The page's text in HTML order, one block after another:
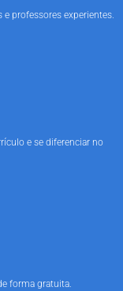
professores experientes.
e se diferenciar no
forma gratuita.